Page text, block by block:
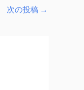
次の投稿 →